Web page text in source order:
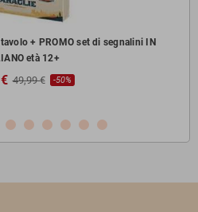
+ PROMO set di segnalini IN
età 12+
49,99 € -50%